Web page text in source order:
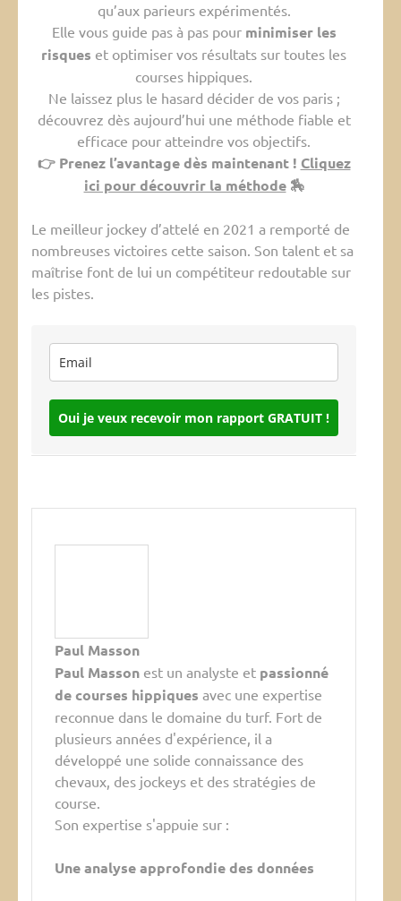
qu’aux parieurs expérimentés.
Elle vous guide pas à pas pour minimiser les
risques et optimiser vos résultats sur toutes les
courses hippiques.
Ne laissez plus le hasard décider de vos paris ;
découvrez dès aujourd’hui une méthode fiable et
efficace pour atteindre vos objectifs.
👉 Prenez l’avantage dès maintenant ! Cliquez
ici pour découvrir la méthode🏇
Le meilleur jockey d’attelé en 2021 a remporté de
nombreuses victoires cette saison. Son talent et sa
maîtrise font de lui un compétiteur redoutable sur
les pistes.
Oui je veux recevoir mon rapport GRATUIT !
Paul Masson
Paul Masson est un analyste et passionné
de courses hippiques avec une expertise
reconnue dans le domaine du turf. Fort de
plusieurs années d'expérience, il a
développé une solide connaissance des
chevaux, des jockeys et des stratégies de
course.
Son expertise s'appuie sur :
Une analyse approfondie des données